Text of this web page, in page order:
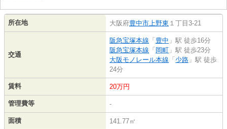
所在地 大阪府豊中市上野東 １丁目3-21
交通
阪急宝塚本線 「 豊中 」駅 徒歩16分
阪急宝塚本線 「 岡町 」駅 徒歩23分
大阪モノレール本線 「 少路 」駅 徒歩
24分
賃料 20万円
管理費等 -
面積 141.77㎡